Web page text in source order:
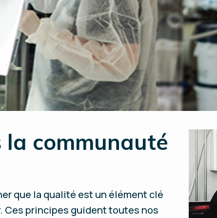
la communauté
que la qualité est un élément clé
Ces principes guident toutes nos